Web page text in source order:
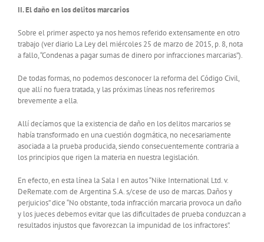
II. El daño en los delitos marcarios
Sobre el primer aspecto ya nos hemos referido extensamente en otro
trabajo (ver diario La Ley del miércoles 25 de marzo de 2015, p. 8, nota
a fallo, “Condenas a pagar sumas de dinero por infracciones marcarias”).
De todas formas, no podemos desconocer la reforma del Código Civil,
que allí no fuera tratada, y las próximas líneas nos referiremos
brevemente a ella.
Allí decíamos que la existencia de daño en los delitos marcarios se
había transformado en una cuestión dogmática, no necesariamente
asociada a la prueba producida, siendo consecuentemente contraria a
los principios que rigen la materia en nuestra legislación.
En efecto, en esta línea la Sala I en autos “Nike International Ltd. v.
DeRemate.com de Argentina S.A. s/cese de uso de marcas. Daños y
perjuicios” dice “No obstante, toda infracción marcaria provoca un daño
y los jueces debemos evitar que las dificultades de prueba conduzcan a
resultados injustos que favorezcan la impunidad de los infractores”.